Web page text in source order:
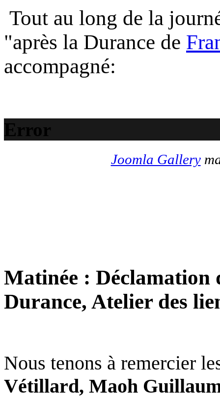
Tout au long de la
"après la Durance de
accompagné:
Error
Joomla Gallery
Matinée : Déclamation
Durance, Atelier des
Nous tenons à remercier
Vétillard, Maoh